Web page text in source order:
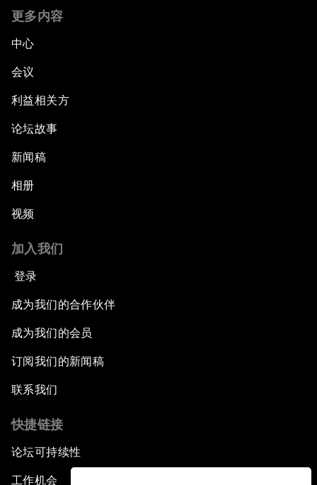
更多内容
中心
会议
利益相关方
论坛故事
新闻稿
相册
视频
加入我们
登录
成为我们的合作伙伴
成为我们的会员
订阅我们的新闻稿
联系我们
快捷链接
论坛可持续性
工作机会